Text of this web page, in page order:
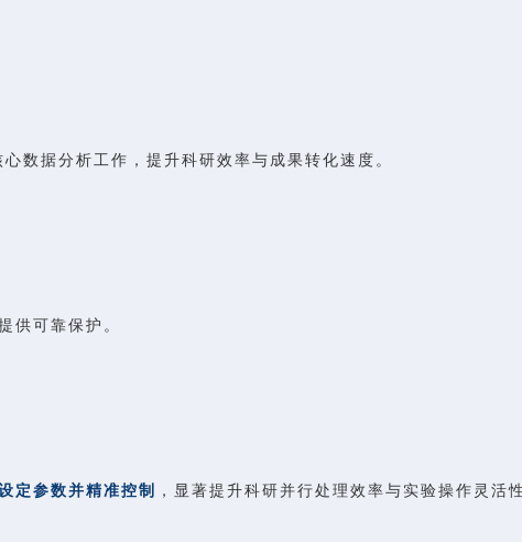
数据分析工作，提升科研效率与成果转化速度。
供可靠保护。
定参数并精准控制 ，显著提升科研并行处理效率与实验操作灵活